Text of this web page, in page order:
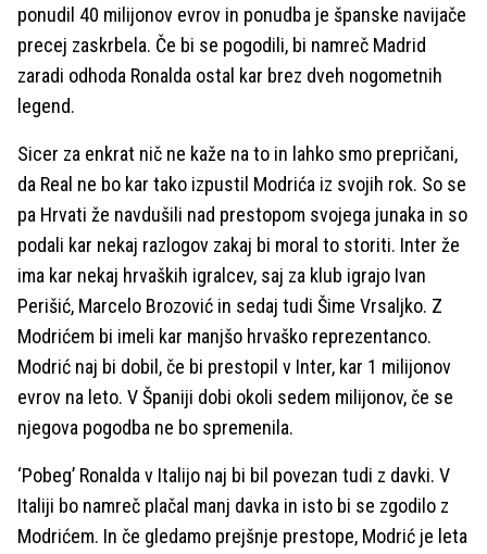
ponudil 40 milijonov evrov in ponudba je španske navijače
precej zaskrbela. Če bi se pogodili, bi namreč Madrid
zaradi odhoda Ronalda ostal kar brez dveh nogometnih
legend.
Sicer za enkrat nič ne kaže na to in lahko smo prepričani,
da Real ne bo kar tako izpustil Modrića iz svojih rok. So se
pa Hrvati že navdušili nad prestopom svojega junaka in so
podali kar nekaj razlogov zakaj bi moral to storiti. Inter že
ima kar nekaj hrvaških igralcev, saj za klub igrajo Ivan
Perišić, Marcelo Brozović in sedaj tudi Šime Vrsaljko. Z
Modrićem bi imeli kar manjšo hrvaško reprezentanco.
Modrić naj bi dobil, če bi prestopil v Inter, kar 1 milijonov
evrov na leto. V Španiji dobi okoli sedem milijonov, če se
njegova pogodba ne bo spremenila.
‘Pobeg’ Ronalda v Italijo naj bi bil povezan tudi z davki. V
Italiji bo namreč plačal manj davka in isto bi se zgodilo z
Modrićem. In če gledamo prejšnje prestope, Modrić je leta